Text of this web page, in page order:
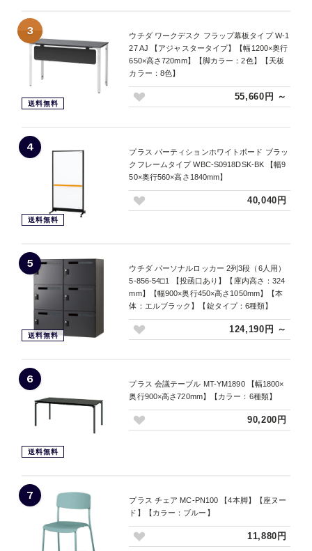
3
送料無料
ウチダ ワークデスク フラップ幕板タイプ W-1
27 AJ 【アジャスタータイプ】【幅1200×奥行
650×高さ720mm】【脚カラー：2色】【天板
カラー：8色】
55,660円 ～
4
送料無料
プラス パーティションホワイトボード ブラッ
クフレームタイプ WBC-S0918DSK-BK 【幅9
50×奥行560×高さ1840mm】
40,040円
5
送料無料
ウチダ パーソナルロッカー 2列3段（6人用）
5-856-54□1 【投函口あり】【庫内高さ：324
mm】【幅900×奥行450×高さ1050mm】【本
体：エルブラック】【錠タイプ：6種類】
124,190円 ～
6
送料無料
プラス 会議テーブル MT-YM1890 【幅1800×
奥行900×高さ720mm】【カラー：6種類】
90,200円
7
プラス チェア MC-PN100 【4本脚】【座ヌー
ド】【カラー：ブルー】
11,880円